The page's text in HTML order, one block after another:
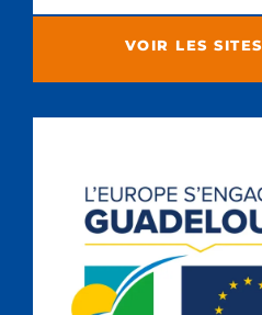
VOIR LES SITES